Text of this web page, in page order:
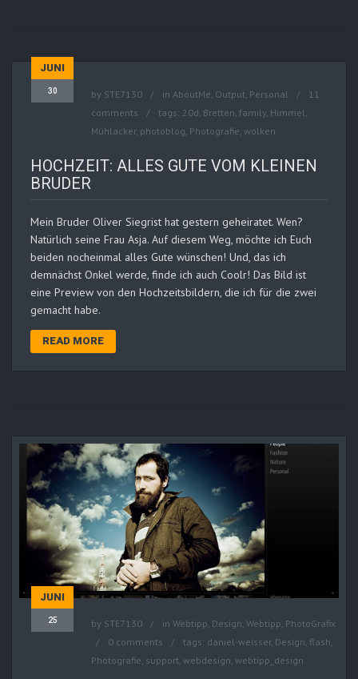
JUNI
30 by STE7130 in AboutMe, Output, Personal
11
comments
tags: 20d, Bretten, family, Himmel,
Mühlacker, photoblog, Photografie, wolken
HOCHZEIT: ALLES GUTE VOM KLEINEN
BRUDER
Mein Bruder Oliver Siegrist hat gestern geheiratet. Wen?
Natürlich seine Frau Asja. Auf diesem Weg, möchte ich Euch
beiden nocheinmal alles Gute wünschen! Und, das ich
demnächst Onkel werde, finde ich auch Coolr! Das Bild ist
eine Preview von den Hochzeitsbildern, die ich für die zwei
gemacht habe.
READ MORE
JUNI
25 by STE7130 in Webtipp, Design Webtipp, PhotoGrafix
0 comments
tags: daniel-weisser, Design flash
Photografie support webdesign webtipp_design